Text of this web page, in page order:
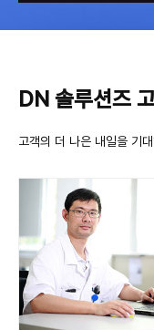
DN 솔루션즈
고객의 더 나은 내일을 기